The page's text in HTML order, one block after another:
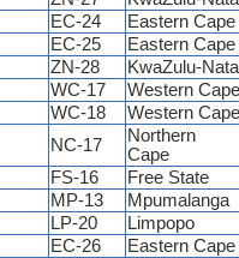
EC-24
Eastern Cape
EC-25
Eastern Cape
ZN-28
KwaZulu-
WC-17
Western
WC-18
Western
NC-17
Northern
Cape
FS-16
Free State
MP-13
Mpumalanga
LP-20
Limpopo
EC-26
Eastern Cape